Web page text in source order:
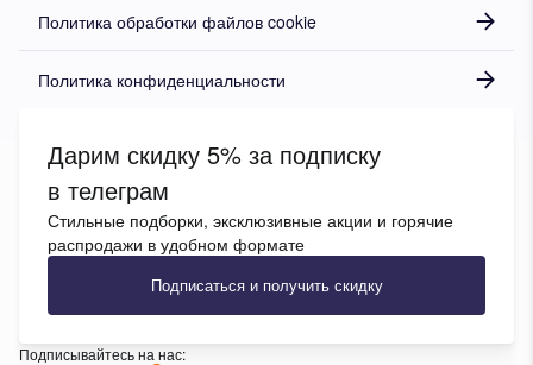
Политика обработки файлов cookie
Политика конфиденциальности
Дарим скидку 5% за подписку
в телеграм
Стильные подборки, эксклюзивные акции и горячие
распродажи в удобном формате
Подписаться и получить скидку
Подписывайтесь на нас: